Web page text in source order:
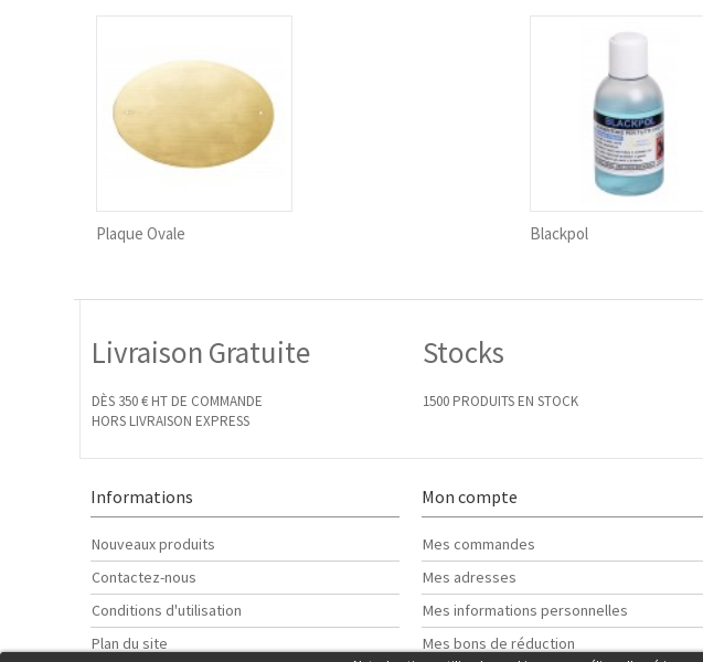
Plaque Ovale Blackpol
Livraison Gratuite
DÈS 350 € HT DE COMMANDE
HORS LIVRAISON EXPRESS
Stocks
1500 PRODUITS EN STOCK
Informations
Nouveaux produits
Contactez-nous
Conditions d'utilisation
Plan du site
Mon compte
Mes commandes
Mes adresses
Mes informations personnelles
Mes bons de réduction